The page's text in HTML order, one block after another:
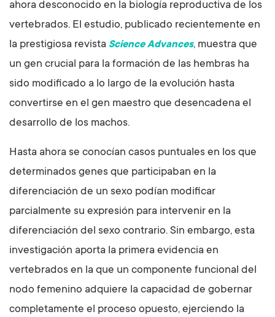
ahora desconocido en la biología reproductiva de los
vertebrados. El estudio, publicado recientemente en
la prestigiosa revista Science Advances, muestra que
un gen crucial para la formación de las hembras ha
sido modificado a lo largo de la evolución hasta
convertirse en el gen maestro que desencadena el
desarrollo de los machos.
Hasta ahora se conocían casos puntuales en los que
determinados genes que participaban en la
diferenciación de un sexo podían modificar
parcialmente su expresión para intervenir en la
diferenciación del sexo contrario. Sin embargo, esta
investigación aporta la primera evidencia en
vertebrados en la que un componente funcional del
nodo femenino adquiere la capacidad de gobernar
completamente el proceso opuesto, ejerciendo la